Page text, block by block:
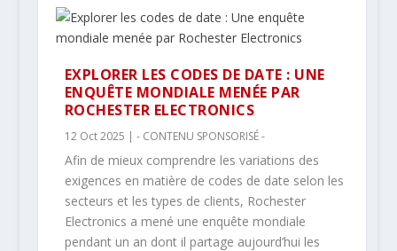
EXPLORER LES CODES DE DATE : UNE
ENQUÊTE MONDIALE MENÉE PAR
ROCHESTER ELECTRONICS
12 Oct 2025 | - CONTENU SPONSORISÉ -
Afin de mieux comprendre les variations des
exigences en matière de codes de date selon les
secteurs et les types de clients, Rochester
Electronics a mené une enquête mondiale
pendant un an dont il partage aujourd’hui les